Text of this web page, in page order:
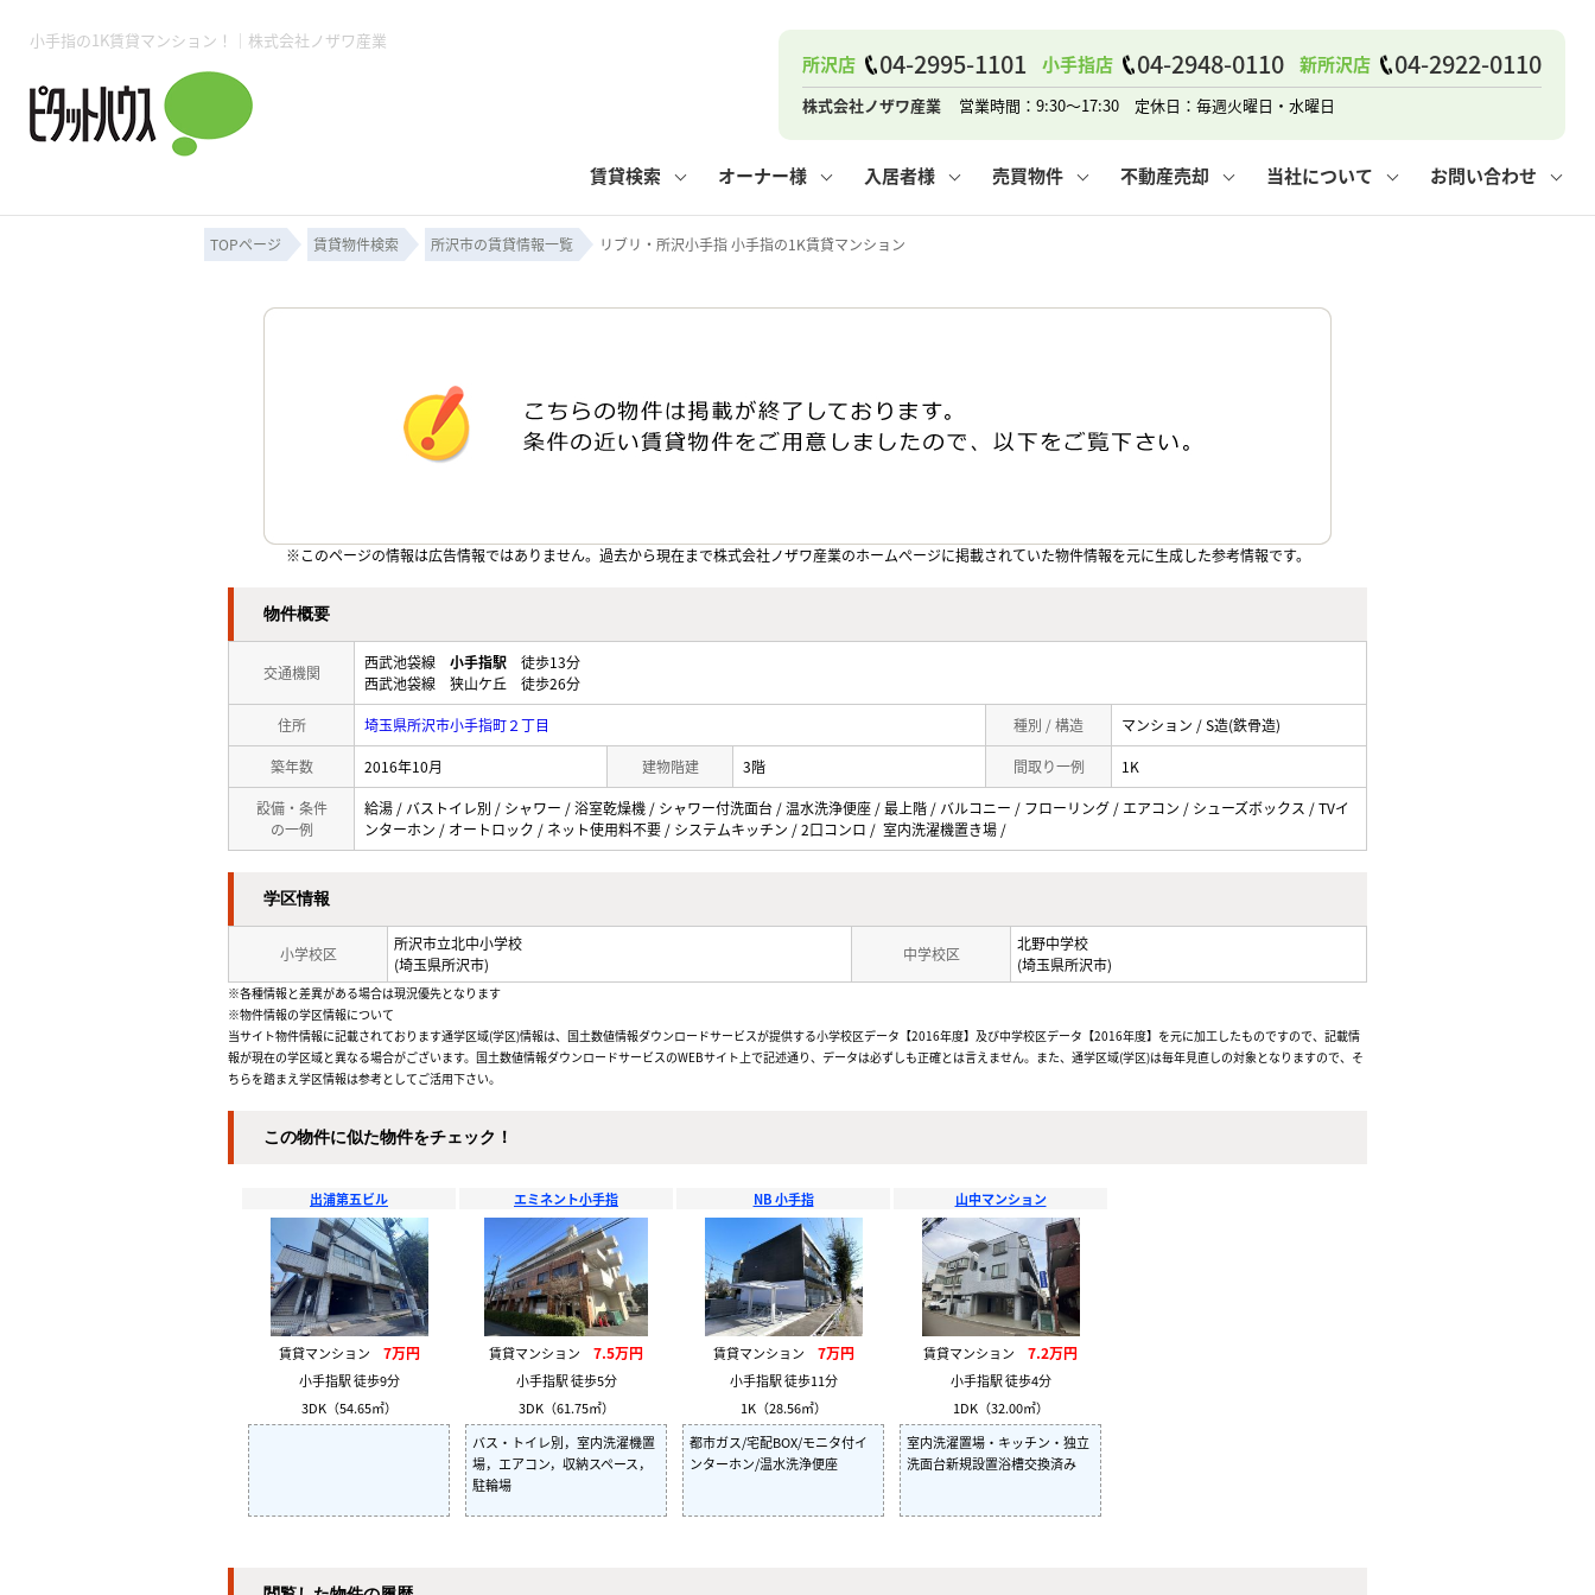
小手指の1K賃貸マンション！｜株式会社ノザワ産業
所沢店 04-2995-1101 小手指店 04-2948-0110 新所沢店 04-2922-0110
株式会社ノザワ産業 営業時間：9:30～17:30 定休日：毎週火曜日・水曜日
賃貸検索 オーナー様 入居者様 売買物件 不動産売却
売却の流れ
当社について お問い合わせ
所沢賃貸TOP 閲覧履歴 保存した検索条件
月極駐車場 事業用物件 コンテナ
賃貸管理業務 管理のご依頼
入居者様用ページTOP 住まいのトラブルQ&A お住まいの解約手続き その他の問合せ
売買物件一覧 よくある質問 マンションVS戸建て 賃貸vs持ち家
無料売却査定 媒介契約の種類 売却時の諸費用 仲介と買取の違い
必要な書類
会社概要 スタッフブログ 個人情報保護方針
ピタットハウス所沢店 ピタットハウス小手指店
ご来店予約
TOPページ 賃貸物件検索 所沢市の賃貸情報一覧 リブリ・所沢小手指 小手指の1K賃貸マンション
※このページの情報は広告情報ではありません。過去から現在まで株式会社ノザワ産業のホームぺージに掲載されていた物件情報を元に生成した参考情報です。
物件概要
交通機関
西武池袋線 小手指駅 徒歩13分
西武池袋線 狭山ケ丘 徒歩26分
住所 埼玉県所沢市小手指町２丁目 種別 / 構造 マンション / S造(鉄骨造)
築年数 2016年10月 建物階建 3階 間取り一例 1K
設備・条件
の一例
給湯 / バストイレ別 / シャワー / 浴室乾燥機 / シャワー付洗面台 / 温水洗浄便座 / 最上階 / バルコニー / フローリング / エアコン / シューズボックス / TVイ
ンターホン / オートロック / ネット使用料不要 / システムキッチン / 2口コンロ / 室内洗濯機置き場 /
学区情報
小学校区
所沢市立北中小学校
(埼玉県所沢市)
中学校区
北野中学校
(埼玉県所沢市)
※各種情報と差異がある場合は現況優先となります
※物件情報の学区情報について
当サイト物件情報に記載されております通学区域(学区)情報は、国土数値情報ダウンロードサービスが提供する小学校区データ【2016年度】及び中学校区データ【2016年度】を元に加工したものですので、記載情
報が現在の学区域と異なる場合がございます。国土数値情報ダウンロードサービスのWEBサイト上で記述通り、データは必ずしも正確とは言えません。また、通学区域(学区)は毎年見直しの対象となりますので、そ
ちらを踏まえ学区情報は参考としてご活用下さい。
この物件に似た物件をチェック！
出浦第五ビル
賃貸マンション 7万円
小手指駅 徒歩9分
3DK（54.65㎡）
エミネント小手指
賃貸マンション 7.5万円
小手指駅 徒歩5分
3DK（61.75㎡）
バス・トイレ別，室内洗濯機置
場，エアコン，収納スペース，
駐輪場
NB 小手指
賃貸マンション 7万円
小手指駅 徒歩11分
1K（28.56㎡）
都市ガス/宅配BOX/モニタ付イ
ンターホン/温水洗浄便座
山中マンション
賃貸マンション 7.2万円
小手指駅 徒歩4分
1DK（32.00㎡）
室内洗濯置場・キッチン・独立
洗面台新規設置浴槽交換済み